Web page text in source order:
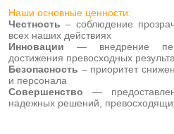
Наши основные ценности:
Честность– соблюдение
всех наших действиях
Инновации — внедрение
достижения превосходных
Безопасность – приоритет
и персонала
Совершенство —
надежных решений,